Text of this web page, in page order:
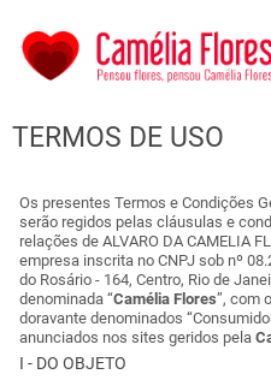
TERMOS DE USO
Os presentes Termos e Condições
serão regidos pelas cláusulas e
relações de ALVARO DA CAMELIA
empresa inscrita no CNPJ sob nº
do Rosário - 164, Centro, Rio de
denominada “Camélia Flores”, com
doravante denominados
anunciados nos sites geridos pela
I - DO OBJETO